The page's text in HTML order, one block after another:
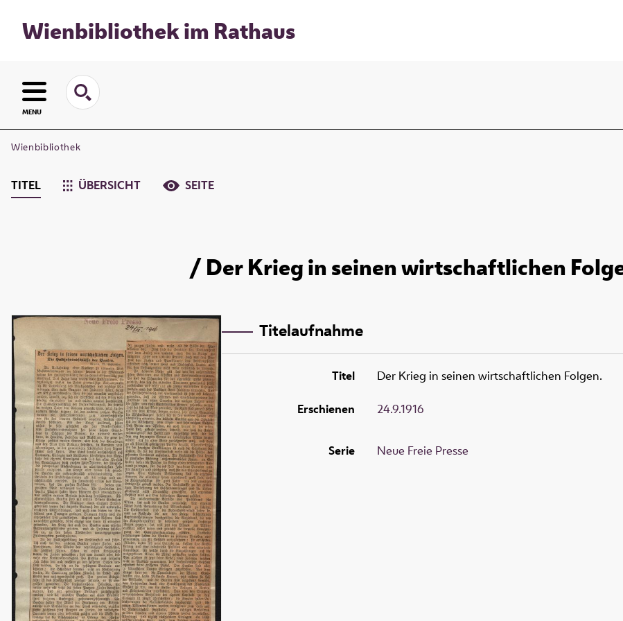
Wienbibliothek im Rathaus
MENU
Wienbibliothek
TITEL ÜBERSICHT SEITE
/ Der Krieg in seinen wirtschaftlichen
Titelaufnahme
Titel Der Krieg in seinen wirtschaftlichen Folgen.
Erschienen 24.9.1916
Serie Neue Freie Presse